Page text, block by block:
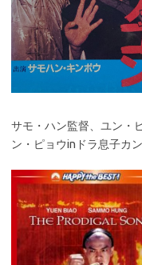
サモ・ハン監督、ユン・
ン・ピョウinドラ息子カ